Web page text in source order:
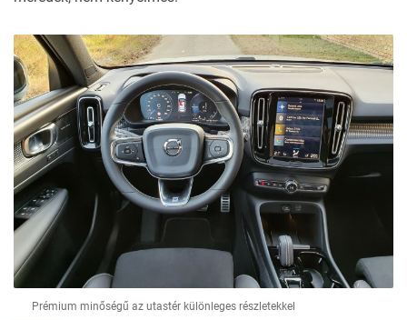
Prémium minőségű az utastér különleges részletekkel